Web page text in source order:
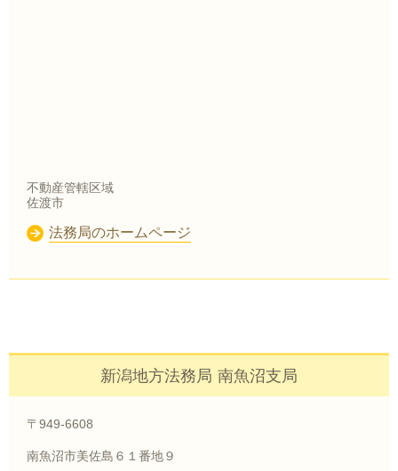
不動産管轄区域
佐渡市
法務局のホームページ
新潟地方法務局 南魚沼支局
〒949-6608
南魚沼市美佐島６１番地９